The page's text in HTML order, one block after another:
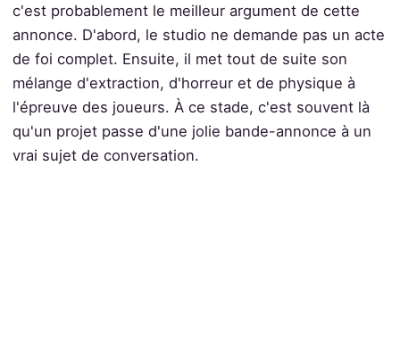
c'est probablement le meilleur argument de cette
annonce. D'abord, le studio ne demande pas un acte
de foi complet. Ensuite, il met tout de suite son
mélange d'extraction, d'horreur et de physique à
l'épreuve des joueurs. À ce stade, c'est souvent là
qu'un projet passe d'une jolie bande-annonce à un
vrai sujet de conversation.